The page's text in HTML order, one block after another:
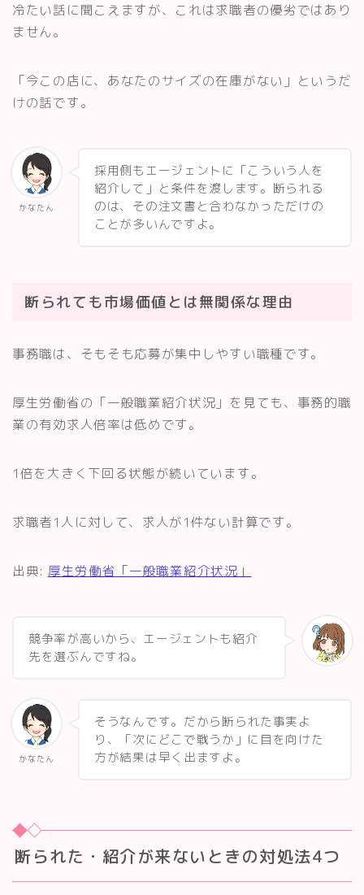
冷たい話に聞こえますが、これは求職者の優劣ではあり
ません。
「今この店に、あなたのサイズの在庫がない」というだ
けの話です。
かなたん
採用側もエージェントに「こういう人を
紹介して」と条件を渡します。断られる
のは、その注文書と合わなかっただけの
ことが多いんですよ。
断られても市場価値とは無関係な理由
事務職は、そもそも応募が集中しやすい職種です。
厚生労働省の「一般職業紹介状況」を見ても、事務的職
業の有効求人倍率は低めです。
1倍を大きく下回る状態が続いています。
求職者1人に対して、求人が1件ない計算です。
出典: 厚生労働省「一般職業紹介状況」
競争率が高いから、エージェントも紹介
先を選ぶんですね。
かなたん
そうなんです。だから断られた事実よ
り、「次にどこで戦うか」に目を向けた
方が結果は早く出ますよ。
断られた・紹介が来ないときの対処法4つ